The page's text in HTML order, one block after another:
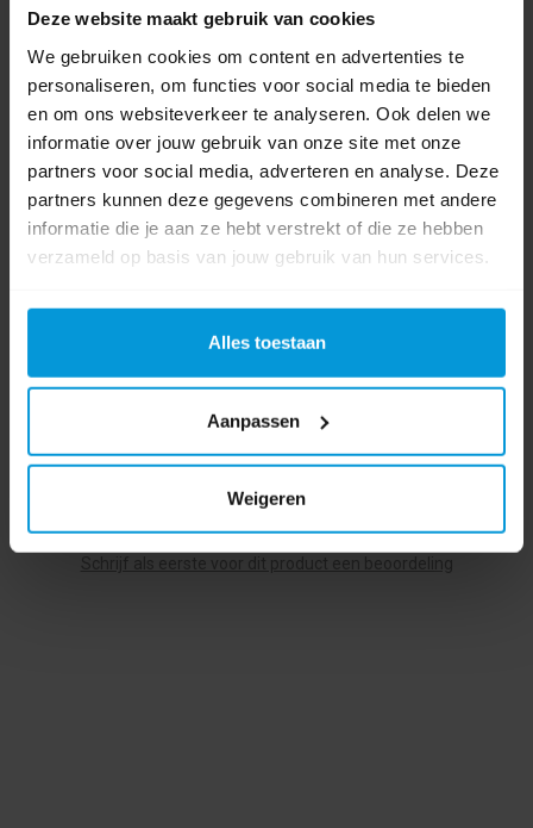
Deze website maakt gebruik van cookies
We gebruiken cookies om content en advertenties te
personaliseren, om functies voor social media te bieden
en om ons websiteverkeer te analyseren. Ook delen we
informatie over jouw gebruik van onze site met onze
partners voor social media, adverteren en analyse. Deze
partners kunnen deze gegevens combineren met andere
informatie die je aan ze hebt verstrekt of die ze hebben
verzameld op basis van jouw gebruik van hun services.
Alles toestaan
Aanpassen
Weigeren
0 beoordeling(en)